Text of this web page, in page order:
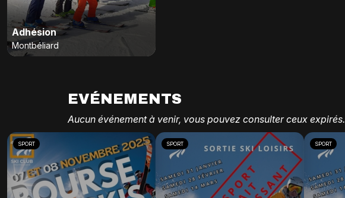
Adhésion
Montbéliard
EVÉNEMENTS
Aucun événement à venir, vous pouvez consulter ceux expirés.
SPORT SPORT SPORT